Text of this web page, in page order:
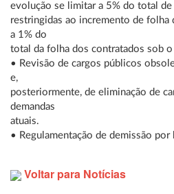
evolução se limitar a 5% do total de
restringidas ao incremento de folha
a 1% do
total da folha dos contratados sob
• Revisão de cargos públicos
e,
posteriormente, de eliminação de
demandas
atuais.
• Regulamentação de demissão por
Voltar para Notícias